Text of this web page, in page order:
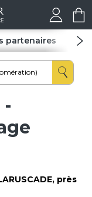
partenaires Spas
, près